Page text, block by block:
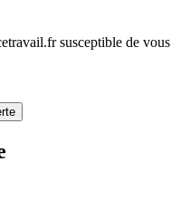
susceptible de vous